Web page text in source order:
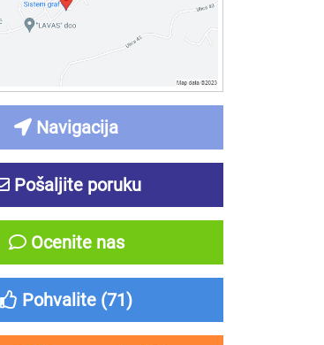
Navigacija
Pošaljite poruku
Ocenite nas
Pohvalite (71)